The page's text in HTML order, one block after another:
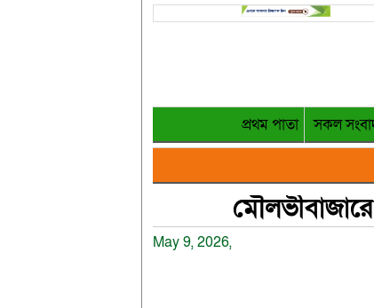
প্রথম পাতা সকল
May 9, 2026,